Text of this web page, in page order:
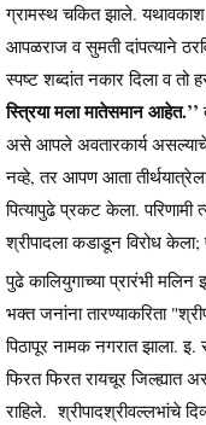
ग्रामस्थ चकित झाले. यथावकाश
आपळराज व सुमती दांपत्याने
स्पष्ट शब्दांत नकार दिला व तो
स्त्रिया मला मातेसमान आहेत.’’
असे आपले अवतारकार्य असल्याचे
नव्हे, तर आपण आता
पित्यापुढे प्रकट केला. परिणामी
श्रीपादला कडाडून विरोध केला;
पुढे कालियुगाच्या प्रारंभी
भक्त जनांना तारण्याकरिता
पिठापूर नामक नगरात झाला.
फिरत फिरत रायचूर
राहिले. श्रीपादश्रीवल्लभांचे